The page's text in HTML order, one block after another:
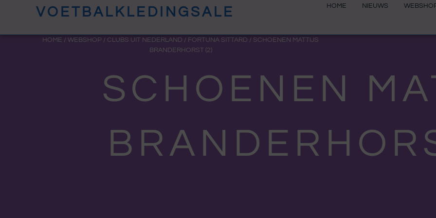
de
VOETBALKLEDINGSALE HOME NIEUWS
HOME /WEBSHOP / CLUBS UIT NEDERLAND / FORTUNA SITTARD / SCHOENEN MATTIJS
BRANDERHORST (2)
SCHOENEN